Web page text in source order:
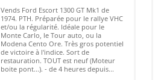
Vends Ford Escort 1300 GT Mk1 de
1974. PTH. Préparée pour le rallye VHC
et/ou la régularité. Idéale pour le
Monte Carlo, le Tour auto, ou la
Modena Cento Ore. Très gros potentiel
de victoire à l'indice. Sort de
restauration. TOUT est neuf (Moteur
boite pont...). - de 4 heures depuis...